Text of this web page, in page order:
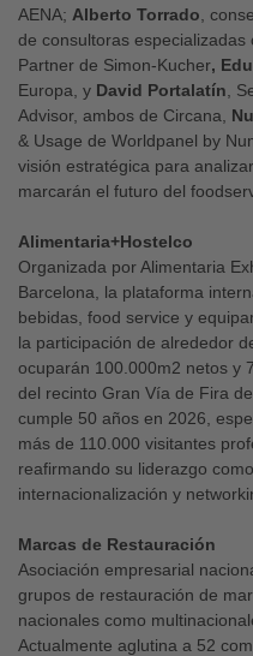
AENA; Alberto Torrado ,
de consultoras especializadas
Partner de Simon-Kucher,
Europa, y David Portalatín ,
Advisor, ambos de Circana,
& Usage de Worldpanel by
visión estratégica para
marcarán el futuro del
Alimentaria+Hostelco
Organizada por Alimentaria
Barcelona, la plataforma
bebidas, food service y
la participación de alrededor
ocuparán 100.000m2 netos y
del recinto Gran Vía de Fira
cumple 50 años en 2026,
más de 110.000 visitantes
reafirmando su liderazgo
internacionalización y
Marcas de Restauración
Asociación empresarial
grupos de restauración de
nacionales como
Actualmente aglutina a 52